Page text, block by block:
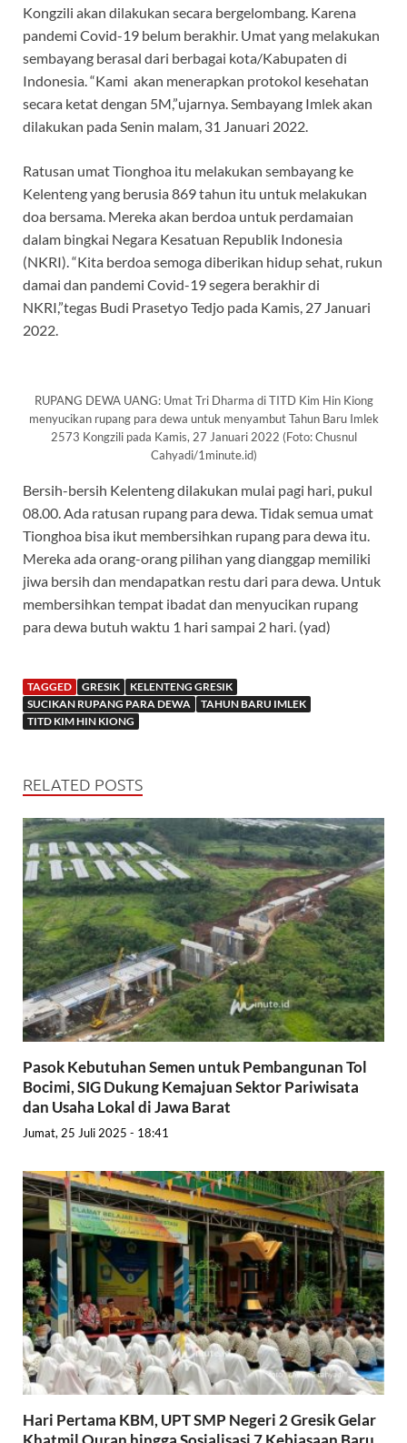
Kongzili akan dilakukan secara bergelombang. Karena
pandemi Covid-19 belum berakhir. Umat yang melakukan
sembayang berasal dari berbagai kota/Kabupaten di
Indonesia. “Kami akan menerapkan protokol kesehatan
secara ketat dengan 5M,”ujarnya. Sembayang Imlek akan
dilakukan pada Senin malam, 31 Januari 2022.
Ratusan umat Tionghoa itu melakukan sembayang ke
Kelenteng yang berusia 869 tahun itu untuk melakukan
doa bersama. Mereka akan berdoa untuk perdamaian
dalam bingkai Negara Kesatuan Republik Indonesia
(NKRI). “Kita berdoa semoga diberikan hidup sehat, rukun
damai dan pandemi Covid-19 segera berakhir di
NKRI,”tegas Budi Prasetyo Tedjo pada Kamis, 27 Januari
2022.
RUPANG DEWA UANG: Umat Tri Dharma di TITD Kim Hin Kiong
menyucikan rupang para dewa untuk menyambut Tahun Baru Imlek
2573 Kongzili pada Kamis, 27 Januari 2022 (Foto: Chusnul
Cahyadi/1minute.id)
Bersih-bersih Kelenteng dilakukan mulai pagi hari, pukul
08.00. Ada ratusan rupang para dewa. Tidak semua umat
Tionghoa bisa ikut membersihkan rupang para dewa itu.
Mereka ada orang-orang pilihan yang dianggap memiliki
jiwa bersih dan mendapatkan restu dari para dewa. Untuk
membersihkan tempat ibadat dan menyucikan rupang
para dewa butuh waktu 1 hari sampai 2 hari. (yad)
TAGGED GRESIK
KELENTENG GRESIK
SUCIKAN RUPANG PARA DEWA
TAHUN BARU IMLEK
TITD KIM HIN KIONG
RELATED POSTS
Pasok Kebutuhan Semen untuk Pembangunan Tol
Bocimi, SIG Dukung Kemajuan Sektor Pariwisata
dan Usaha Lokal di Jawa Barat
Jumat, 25 Juli 2025 - 18:41
Hari Pertama KBM, UPT SMP Negeri 2 Gresik Gelar